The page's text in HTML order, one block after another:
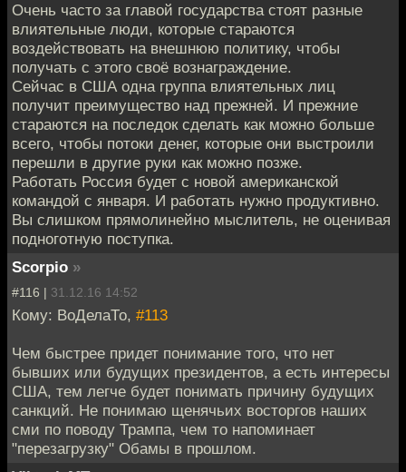
Очень часто за главой государства стоят разные
влиятельные люди, которые стараются
воздействовать на внешнюю политику, чтобы
получать с этого своё вознаграждение.
Сейчас в США одна группа влиятельных лиц
получит преимущество над прежней. И прежние
стараются на последок сделать как можно больше
всего, чтобы потоки денег, которые они выстроили
перешли в другие руки как можно позже.
Работать Россия будет с новой американской
командой с января. И работать нужно продуктивно.
Вы слишком прямолинейно мыслитель, не оценивая
подноготную поступка.
Scorpio »
#116 | 31.12.16 14:52
Кому: ВоДелаТо, #113
Чем быстрее придет понимание того, что нет
бывших или будущих президентов, а есть интересы
США, тем легче будет понимать причину будущих
санкций. Не понимаю щенячьих восторгов наших
сми по поводу Трампа, чем то напоминает
"перезагрузку" Обамы в прошлом.